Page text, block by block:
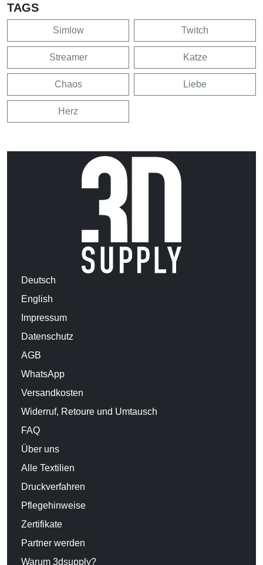
TAGS
Simlow Twitch
Streamer Katze
Chaos Liebe
Herz
Deutsch
English
Impressum
Datenschutz
AGB
WhatsApp
Versandkosten
Widerruf, Retoure und Umtausch
FAQ
Über uns
Alle Textilien
Druckverfahren
Pflegehinweise
Zertifikate
Partner werden
Warum 3dsupply?